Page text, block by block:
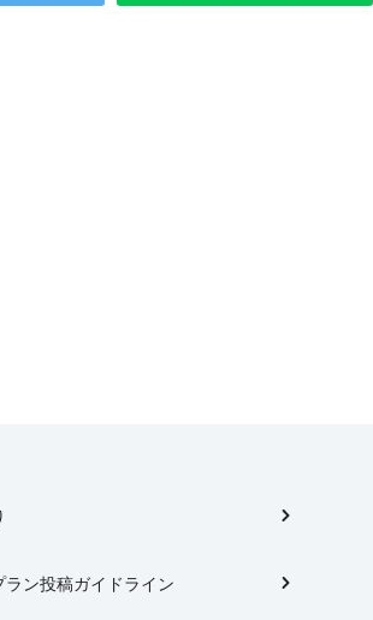
ラン投稿ガイドライン